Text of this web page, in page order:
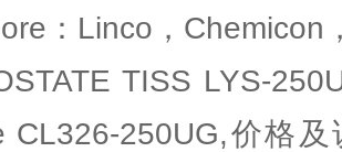
：Linco，Chemicon
TISS LYS-
CL326-250UG,价格